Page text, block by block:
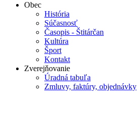
Obec
História
Súčasnosť
Časopis - Štitárčan
Kultúra
Šport
Kontakt
Zverejňovanie
Úradná tabuľa
Zmluvy, faktúry, objednávky